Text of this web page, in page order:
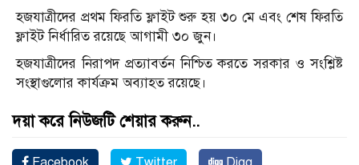
হজযাত্রীদের প্রথম ফিরতি ফ্লাইট শুরু হয় ৩০ মে এবং শেষ ফিরতি
ফ্লাইট নির্ধারিত রয়েছে আগামী ৩০ জুন।
হজযাত্রীদের নিরাপদ প্রত্যাবর্তন নিশ্চিত করতে সরকার ও সংশ্লিষ্ট
সংস্থাগুলোর কার্যক্রম অব্যাহত রয়েছে।
দয়া করে নিউজটি শেয়ার করুন..